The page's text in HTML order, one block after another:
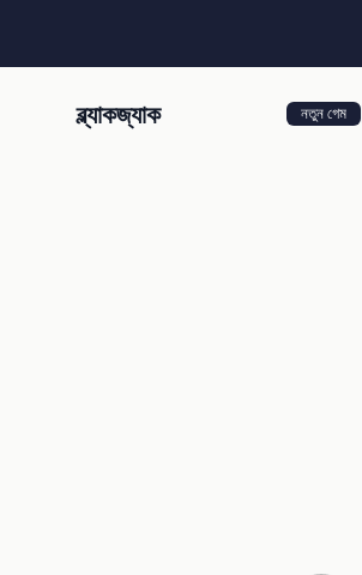
ব্ল্যাকজ্যাক নতুন গেম